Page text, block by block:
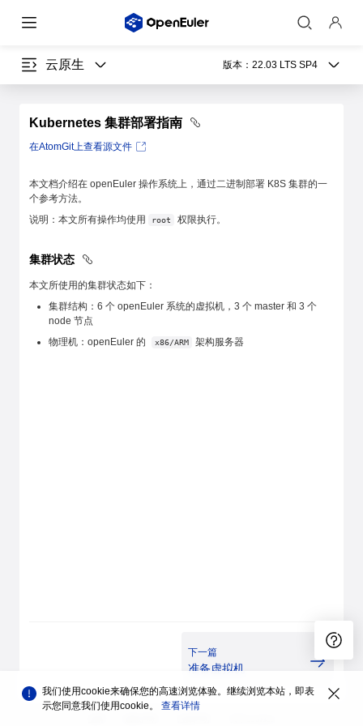
云原生 版本： 22.03 LTS SP4
Kubernetes 集群部署指南
在AtomGit上查看源文件
本文档介绍在 openEuler 操作系统上，通过二进制部署 K8S 集群的一
个参考方法。
说明：本文所有操作均使用
root 权限执行。
集群状态
本文所使用的集群状态如下：
集群结构：6 个 openEuler 系统的虚拟机，3 个 master 和 3 个
node 节点
物理机：openEuler 的
x86/ARM 架构服务器
准备虚拟机
下一篇
我们使用cookie来确保您的高速浏览体验。继续浏览本站，即表
示您同意我们使用cookie。 查看详情